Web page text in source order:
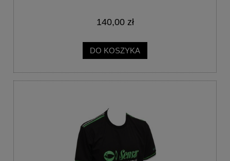
140,00 zł
DO KOSZYKA